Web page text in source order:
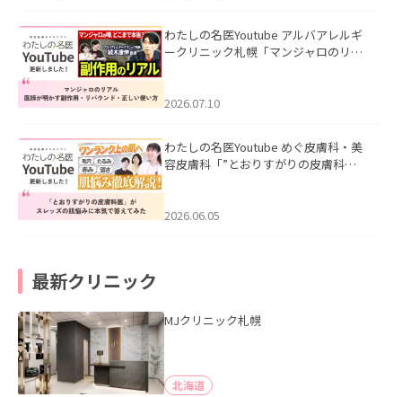
わたしの名医Youtube アルバアレルギ
ークリニック札幌「マンジャロのリア
た。
2026.07.10
わたしの名医Youtube めぐ皮膚科・美
容皮膚科「”とおりすがりの皮膚科
2026.06.05
最新クリニック
MJクリニック札幌
北海道